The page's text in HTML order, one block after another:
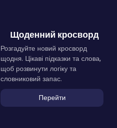
Щоденний кросворд
Розгадуйте новий кросворд
щодня. Цікаві підказки та слова,
щоб розвинути логіку та
словниковий запас.
Перейти